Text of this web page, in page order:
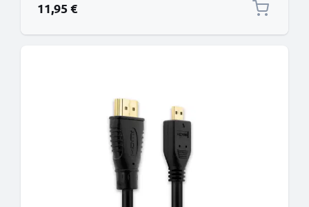
11,95 €